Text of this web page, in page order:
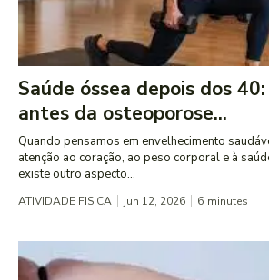
Saúde óssea depois dos
antes da osteoporose...
Quando pensamos em envelhecimento
atenção ao coração, ao peso corporal e à
existe outro aspecto...
ATIVIDADE FISICA jun 12, 2026 6 minutes